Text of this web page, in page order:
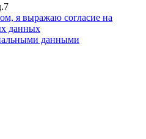
я выражаю согласие на
данных
данными